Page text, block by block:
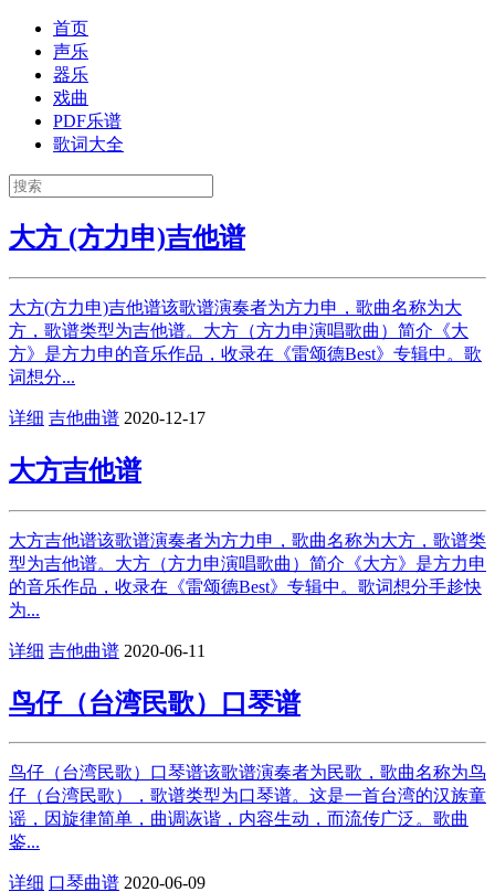
首页
声乐
器乐
戏曲
PDF乐谱
歌词大全
大方 (方力申)吉他谱
大方(方力申)吉他谱该歌谱演奏者为方力申，歌曲名称为大
方，歌谱类型为吉他谱。大方（方力申演唱歌曲）简介《大
方》是方力申的音乐作品，收录在《雷颂德Best》专辑中。歌
词想分...
详细 吉他曲谱 2020-12-17
大方吉他谱
大方吉他谱该歌谱演奏者为方力申，歌曲名称为大方，歌谱类
型为吉他谱。大方（方力申演唱歌曲）简介《大方》是方力申
的音乐作品，收录在《雷颂德Best》专辑中。歌词想分手趁快
为...
详细 吉他曲谱 2020-06-11
鸟仔（台湾民歌）口琴谱
鸟仔（台湾民歌）口琴谱该歌谱演奏者为民歌，歌曲名称为鸟
仔（台湾民歌），歌谱类型为口琴谱。这是一首台湾的汉族童
谣，因旋律简单，曲调诙谐，内容生动，而流传广泛。歌曲
鉴...
详细 口琴曲谱 2020-06-09